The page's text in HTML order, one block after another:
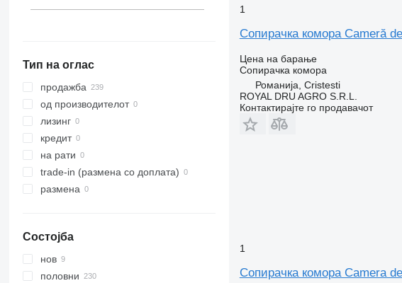
Тип на оглас
продажба
од производителот
лизинг
кредит
на рати
trade-in (размена со доплата)
размена
Состојба
нов
половни
1
Сопирачка комора Cameră
Цена на барање
Сопирачка комора
Романија, Cristesti
ROYAL DRU AGRO S.R.L.
Контактирајте го продавачот
1
Сопирачка комора Camera